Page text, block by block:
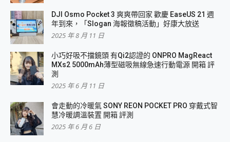
DJI Osmo Pocket 3 爽爽帶回家 歡慶 EaseUS 21 週
年到來，「Slogan 海報徵稿活動」好康大放送
2025 年 8 月 11 日
小巧好吸不擋鏡頭 有Qi2認證的 ONPRO MagReact
MXs2 5000mAh薄型磁吸無線急速行動電源 開箱 評
測
2025 年 6 月 11 日
會走動的冷暖氣 SONY REON POCKET PRO 穿戴式智
慧冷暖調溫裝置 開箱 評測
2025 年 6 月 6 日